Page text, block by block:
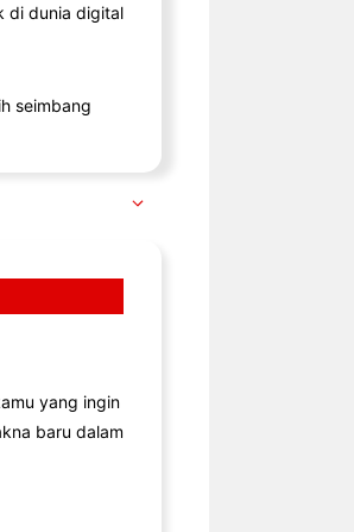
di dunia digital
seimbang
yang ingin
baru dalam